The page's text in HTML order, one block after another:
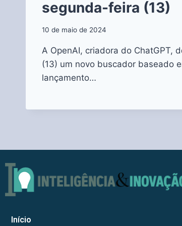
segunda-feira (13)
10 de maio de 2024
A OpenAI, criadora do ChatGPT,
(13) um novo buscador baseado
lançamento…
Início